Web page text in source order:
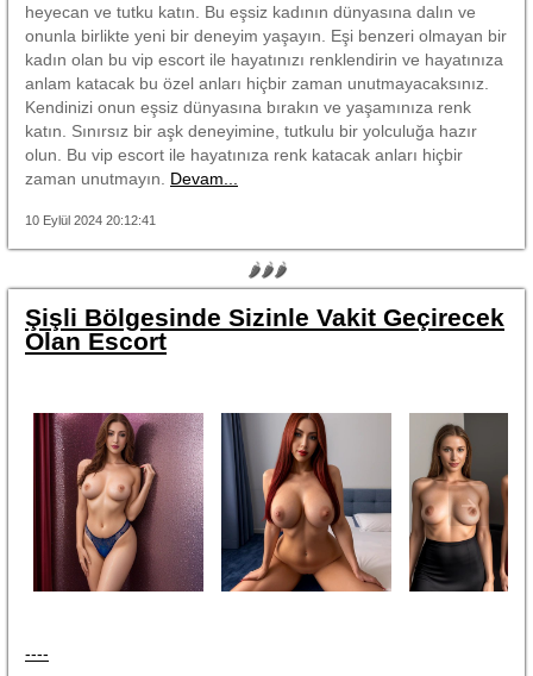
heyecan ve tutku katın. Bu eşsiz kadının dünyasına dalın ve
onunla birlikte yeni bir deneyim yaşayın. Eşi benzeri olmayan bir
kadın olan bu vip escort ile hayatınızı renklendirin ve hayatınıza
anlam katacak bu özel anları hiçbir zaman unutmayacaksınız.
Kendinizi onun eşsiz dünyasına bırakın ve yaşamınıza renk
katın. Sınırsız bir aşk deneyimine, tutkulu bir yolculuğa hazır
olun. Bu vip escort ile hayatınıza renk katacak anları hiçbir
zaman unutmayın. Devam...
10 Eylül 2024 20:12:41
🌶🌶🌶
Şişli Bölgesinde Sizinle Vakit Geçirecek
Olan Escort
----